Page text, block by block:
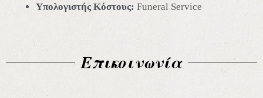
Υπολογιστής Κόστους: Funeral Service
Επικοινωνία